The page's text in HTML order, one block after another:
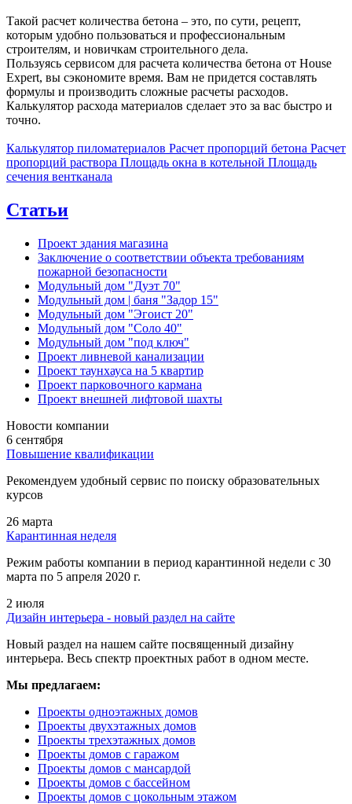
Такой расчет количества бетона – это, по сути, рецепт,
которым удобно пользоваться и профессиональным
строителям, и новичкам строительного дела.
Пользуясь сервисом для расчета количества бетона от House
Expert, вы сэкономите время. Вам не придется составлять
формулы и производить сложные расчеты расходов.
Калькулятор расхода материалов сделает это за вас быстро и
точно.
Калькулятор пиломатериалов Расчет пропорций бетона Расчет
пропорций раствора Площадь окна в котельной Площадь
сечения вентканала
Статьи
Проект здания магазина
Заключение о соответствии объекта требованиям
пожарной безопасности
Модульный дом "Дуэт 70"
Модульный дом | баня "Задор 15"
Модульный дом "Эгоист 20"
Модульный дом "Соло 40"
Модульный дом "под ключ"
Проект ливневой канализации
Проект таунхауса на 5 квартир
Проект парковочного кармана
Проект внешней лифтовой шахты
Новости компании
6 сентября
Повышение квалификации
Рекомендуем удобный сервис по поиску образовательных
курсов
26 марта
Карантинная неделя
Режим работы компании в период карантинной недели c 30
марта по 5 апреля 2020 г.
2 июля
Дизайн интерьера - новый раздел на сайте
Новый раздел на нашем сайте посвященный дизайну
интерьера. Весь спектр проектных работ в одном месте.
Мы предлагаем:
Проекты одноэтажных домов
Проекты двухэтажных домов
Проекты трехэтажных домов
Проекты домов с гаражом
Проекты домов с мансардой
Проекты домов с бассейном
Проекты домов с цокольным этажом